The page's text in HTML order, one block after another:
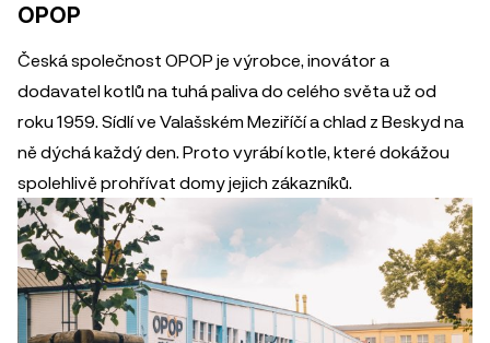
OPOP
Česká společnost OPOP je výrobce, inovátor a
dodavatel kotlů na tuhá paliva do celého světa už od
roku 1959. Sídlí ve Valašském Meziříčí a chlad z Beskyd na
ně dýchá každý den. Proto vyrábí kotle, které dokážou
spolehlivě prohřívat domy jejich zákazníků.